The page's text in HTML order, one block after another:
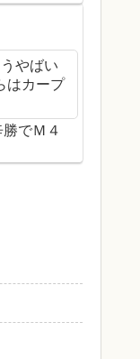
やばい
はカープ
でＭ４